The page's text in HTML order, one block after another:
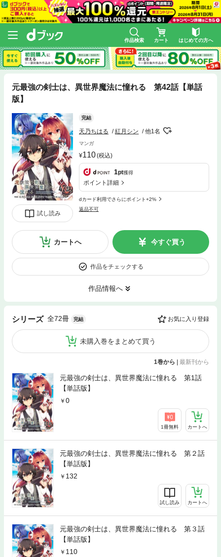
作品検索 カート はじめての方へ
元最強の剣士は、異世界魔法に憧れる 第42話【単話
版】
試し読み
完結
天乃ちはる 紅月シン 他1名
マンガ
110(税込)
1pt獲得
ポイント詳細
dカード利用でさらにポイント+2%
返品不可
カートへ 今すぐ買う
作品をチェックする
作品情報へ
シリーズ 全72冊 完結 お気に入り登録
未購入巻をまとめて買う
1巻から | 最新刊から
元最強の剣士は、異世界魔法に憧れる 第1話
【単話版】
0
1冊無料 カートへ
元最強の剣士は、異世界魔法に憧れる 第２話
【単話版】
132
試し読み カートへ
元最強の剣士は、異世界魔法に憧れる 第３話
【単話版】
110